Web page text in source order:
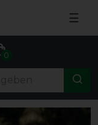
☰
0